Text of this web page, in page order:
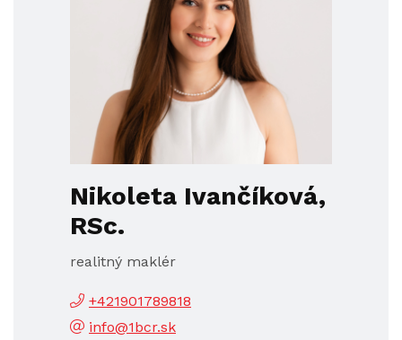
Nikoleta Ivančíková,
RSc.
realitný maklér
+421901789818
info@1bcr.sk